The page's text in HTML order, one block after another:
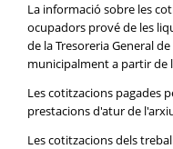
La informació sobre les
ocupadors prové de les
de la Tresoreria General
municipalment a partir de
Les cotitzacions pagades
prestacions d'atur de
Les cotitzacions dels